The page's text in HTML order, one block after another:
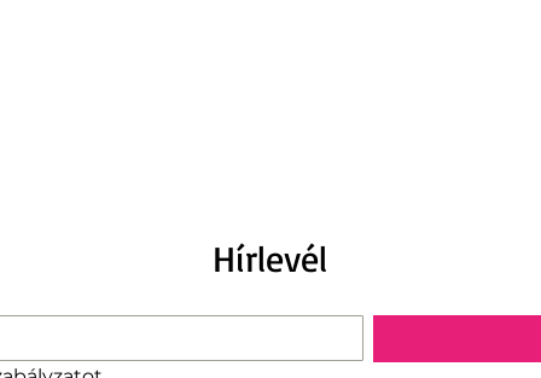
Hírlevél